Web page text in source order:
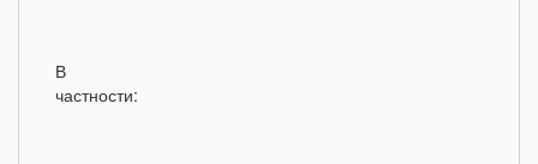
В
частности: